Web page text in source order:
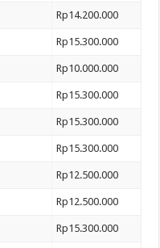
Rp14.200.000
Rp15.300.000
Rp10.000.000
Rp15.300.000
Rp15.300.000
Rp15.300.000
Rp12.500.000
Rp12.500.000
Rp15.300.000